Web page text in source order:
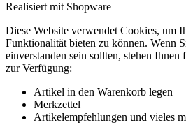
Realisiert mit Shopware
Diese Website verwendet Cookies, um
Funktionalität bieten zu können. Wenn
einverstanden sein sollten, stehen
zur Verfügung:
Artikel in den Warenkorb legen
Merkzettel
Artikelempfehlungen und vieles